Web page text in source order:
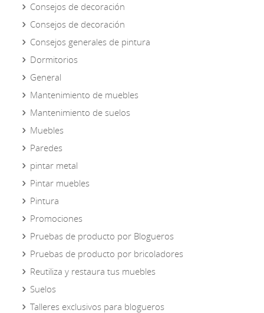
Consejos de decoración
Consejos de decoración
Consejos generales de pintura
Dormitorios
General
Mantenimiento de muebles
Mantenimiento de suelos
Muebles
Paredes
pintar metal
Pintar muebles
Pintura
Promociones
Pruebas de producto por Blogueros
Pruebas de producto por bricoladores
Reutiliza y restaura tus muebles
Suelos
Talleres exclusivos para blogueros